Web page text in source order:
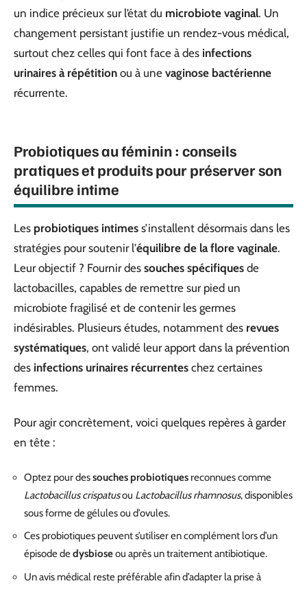
un indice précieux sur l’état du microbiote vaginal. Un
changement persistant justifie un rendez-vous médical,
surtout chez celles qui font face à des infections
urinaires à répétition ou à une vaginose bactérienne
récurrente.
Probiotiques au féminin : conseils
pratiques et produits pour préserver son
équilibre intime
Les probiotiques intimes s’installent désormais dans les
stratégies pour soutenir l’équilibre de la flore vaginale.
Leur objectif ? Fournir des souches spécifiques de
lactobacilles, capables de remettre sur pied un
microbiote fragilisé et de contenir les germes
indésirables. Plusieurs études, notamment des revues
systématiques, ont validé leur apport dans la prévention
des infections urinaires récurrentes chez certaines
femmes.
Pour agir concrètement, voici quelques repères à garder
en tête :
Optez pour dessouches probiotiques reconnues comme
Lactobacillus crispatusou Lactobacillus rhamnosus, disponibles
sous forme de gélules ou d’ovules.
Ces probiotiques peuvent s’utiliser en complément lors d’un
épisode dedysbioseou après un traitement antibiotique.
Un avis médical reste préférable afin d’adapter la prise à